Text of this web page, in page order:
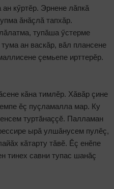
кӳртӗр. Эрнене лăпкă
ăнăçлă тапхăр.
тупăша ӳстерме
ан васкăр, вăл плансене
çемьепе ирттерӗр.
кăна тимлӗр. Хăвăр çине
ӗç пуçламалла мар. Ку
туртăнаççӗ. Палламан
ырă улшăнусем пулӗç,
кăтарту тăвӗ. Ӗç енӗпе
тинех савни тупас шанăç